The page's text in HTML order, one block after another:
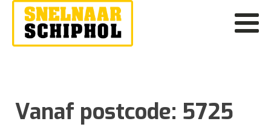
Vanaf postcode: 5725